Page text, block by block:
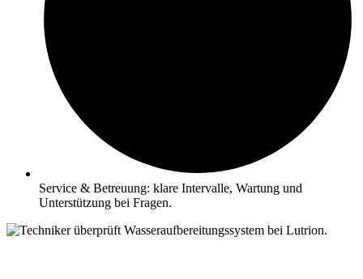
Service & Betreuung: klare Intervalle, Wartung und
Unterstützung bei Fragen.